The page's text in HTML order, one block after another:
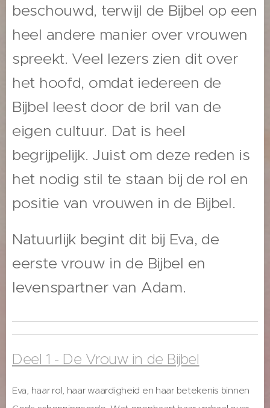
beschouwd, terwijl de Bijbel op een
heel andere manier over vrouwen
spreekt. Veel lezers zien dit over
het hoofd, omdat iedereen de
Bijbel leest door de bril van de
eigen cultuur. Dat is heel
begrijpelijk. Juist om deze reden is
het nodig stil te staan bij de rol en
positie van vrouwen in de Bijbel.
Natuurlijk begint dit bij Eva, de
eerste vrouw in de Bijbel en
levenspartner van Adam.
Deel 1 - De Vrouw in de Bijbel
Eva, haar rol, haar waardigheid en haar betekenis binnen